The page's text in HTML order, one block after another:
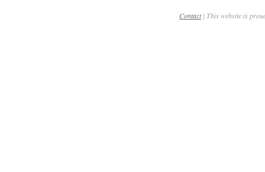
Contact| This website is